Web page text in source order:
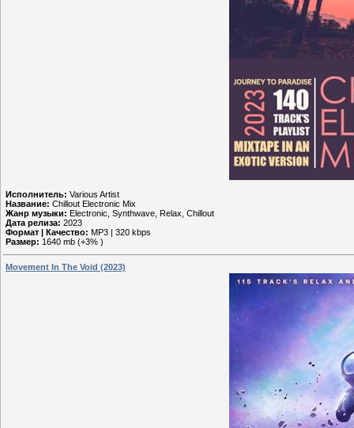
Исполнитель: Various Artist
Название: Chillout Electronic Mix
Жанр музыки: Electronic, Synthwave, Relax, Chillout
Дата релиза: 2023
Формат | Качество: MP3 | 320 kbps
Размер: 1640 mb (+3% )
Movement In The Void (2023)